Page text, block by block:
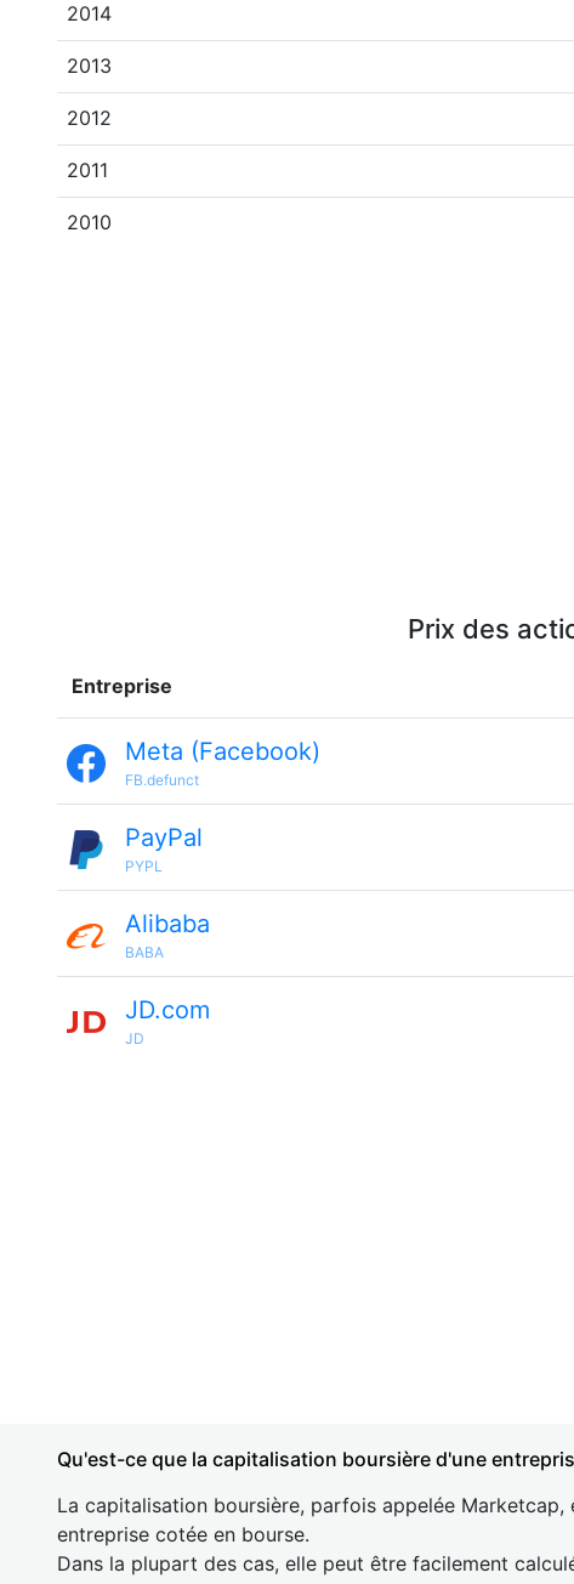
2014
2013
2012
2011
2010
Prix des
Entreprise
Meta (Facebook)
FB.defunct
PayPal
PYPL
Alibaba
BABA
JD.com
JD
Qu'est-ce que la capitalisation boursière d'une
La capitalisation boursière, parfois appelée Marketcap,
entreprise cotée en bourse.
Dans la plupart des cas, elle peut être facilement